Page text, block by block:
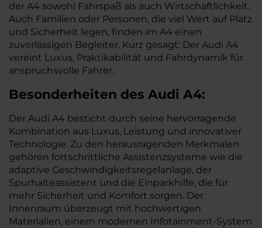
der A4 sowohl Fahrspaß als auch Wirtschaftlichkeit.
Auch Familien oder Personen, die viel Wert auf Platz
und Sicherheit legen, finden im A4 einen
zuverlässigen Begleiter. Kurz gesagt: Der Audi A4
vereint Luxus, Praktikabilität und Fahrdynamik für
anspruchsvolle Fahrer.
Besonderheiten des Audi A4:
Der Audi A4 besticht durch seine hervorragende
Kombination aus Luxus, Leistung und innovativer
Technologie. Zu den herausragenden Merkmalen
gehören fortschrittliche Assistenzsysteme wie die
adaptive Geschwindigkeitsregelanlage, der
Spurhalteassistent und die Einparkhilfe, die für
mehr Sicherheit und Komfort sorgen. Der
Innenraum überzeugt mit hochwertigen
Materialien, einem modernen Infotainment-System